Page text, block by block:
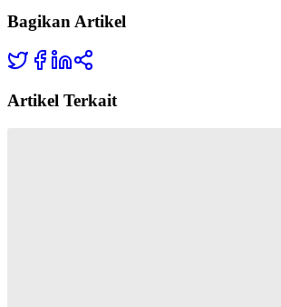
Bagikan Artikel
Artikel Terkait